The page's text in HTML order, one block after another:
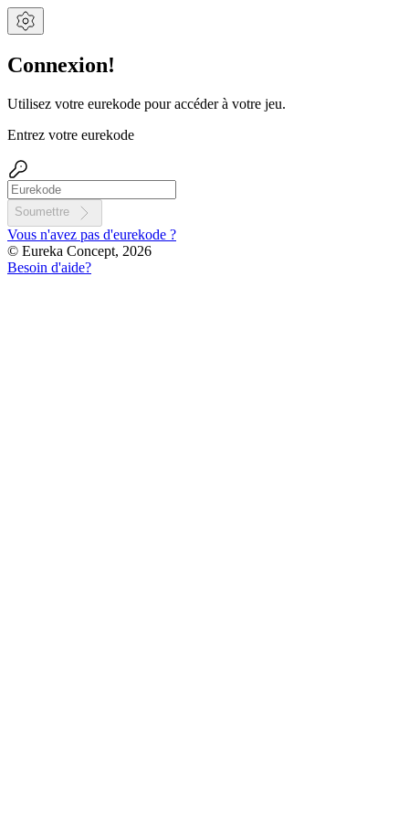
Connexion!
Utilisez votre eurekode pour accéder à votre jeu.
Entrez votre eurekode
Soumettre
Vous n'avez pas d'eurekode ?
© Eureka Concept, 2026
Besoin d'aide?